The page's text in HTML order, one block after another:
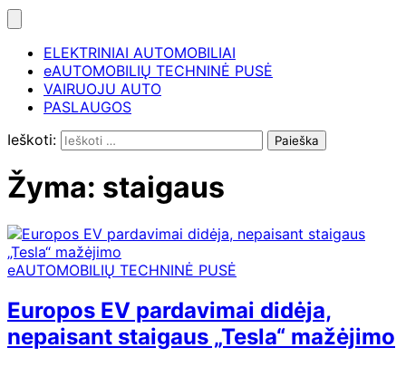
ELEKTRINIAI AUTOMOBILIAI
eAUTOMOBILIŲ TECHNINĖ PUSĖ
VAIRUOJU AUTO
PASLAUGOS
Ieškoti:
Žyma: staigaus
eAUTOMOBILIŲ TECHNINĖ PUSĖ
Europos EV pardavimai didėja,
nepaisant staigaus „Tesla“ mažėjimo